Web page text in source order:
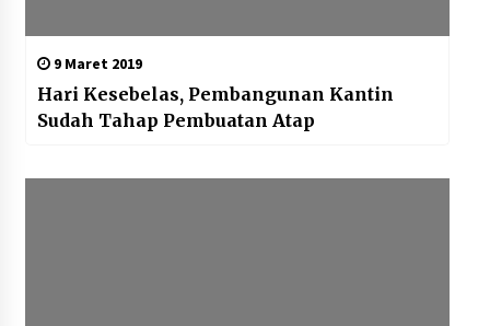
9 Maret 2019
Hari Kesebelas, Pembangunan Kantin
Sudah Tahap Pembuatan Atap